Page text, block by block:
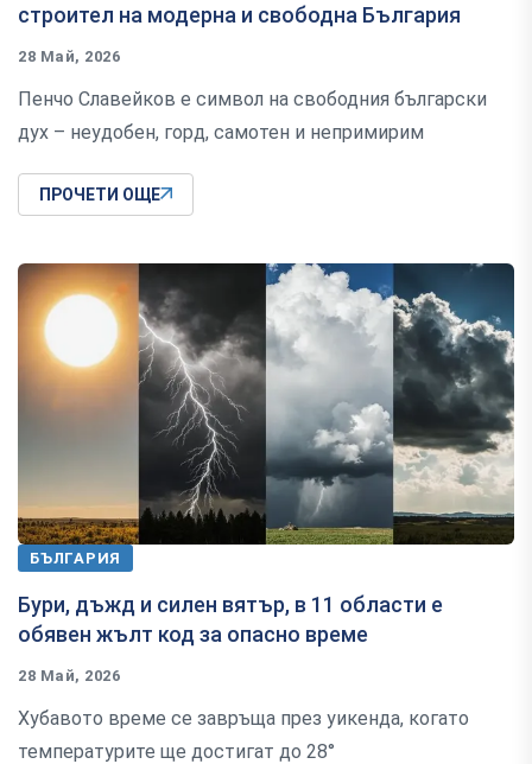
строител на модерна и свободна България
28 Май, 2026
Пенчо Славейков е символ на свободния български
дух – неудобен, горд, самотен и непримирим
ПРОЧЕТИ ОЩЕ
БЪЛГАРИЯ
Бури, дъжд и силен вятър, в 11 области е
обявен жълт код за опасно време
28 Май, 2026
Хубавото време се завръща през уикенда, когато
температурите ще достигат до 28°